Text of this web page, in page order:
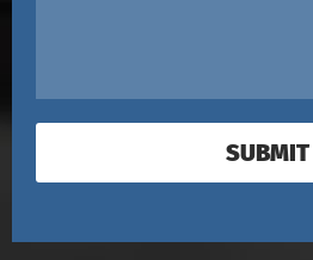
SUBMIT